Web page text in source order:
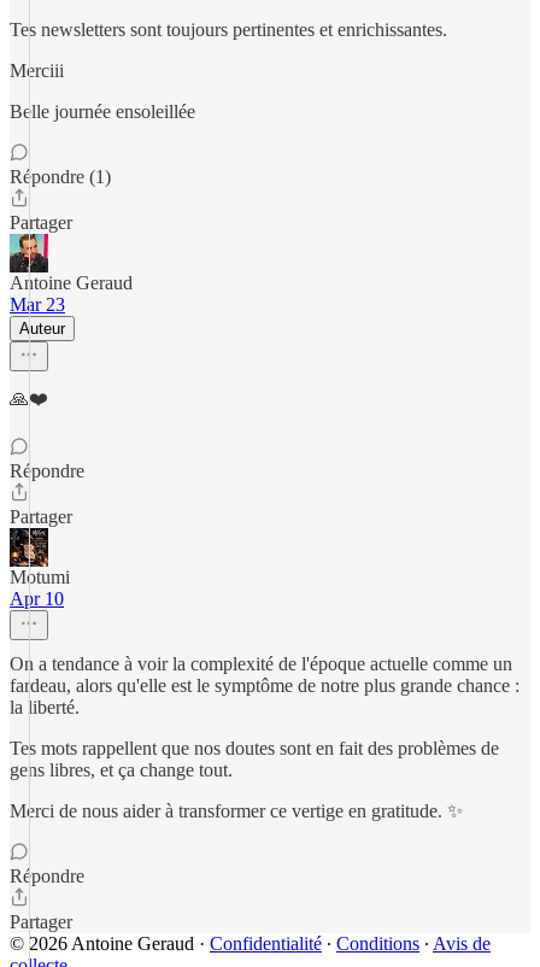
Tes newsletters sont toujours pertinentes et enrichissantes.
Merciii
Belle journée ensoleillée
Répondre (1)
Partager
Antoine Geraud
Mar 23
Auteur
🙏❤️
Répondre
Partager
Motumi
Apr 10
On a tendance à voir la complexité de l'époque actuelle comme un
fardeau, alors qu'elle est le symptôme de notre plus grande chance :
la liberté.
Tes mots rappellent que nos doutes sont en fait des problèmes de
gens libres, et ça change tout.
Merci de nous aider à transformer ce vertige en gratitude. ✨
Répondre
Partager
© 2026 Antoine Geraud · Confidentialité ∙ Conditions ∙ Avis de